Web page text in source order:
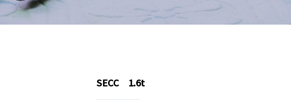
SECC 1.6t